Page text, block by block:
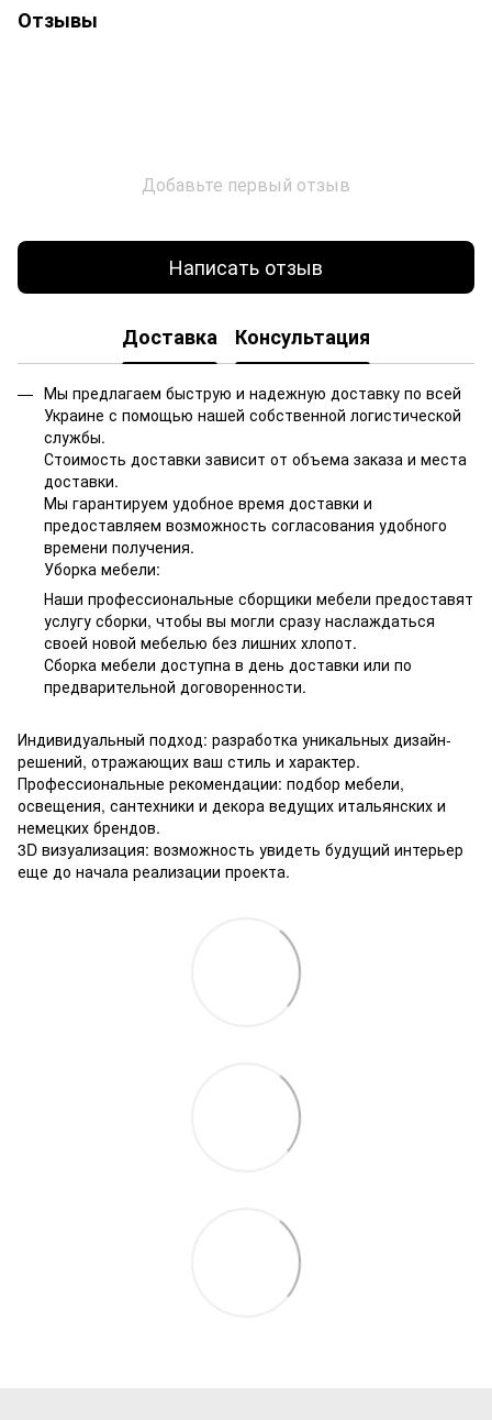
Отзывы
Добавьте первый отзыв
Написать отзыв
Доставка Консультация
Мы предлагаем быструю и надежную доставку по всей
Украине с помощью нашей собственной логистической
службы.
Стоимость доставки зависит от объема заказа и места
доставки.
Мы гарантируем удобное время доставки и
предоставляем возможность согласования удобного
времени получения.
Уборка мебели:
Наши профессиональные сборщики мебели предоставят
услугу сборки, чтобы вы могли сразу наслаждаться
своей новой мебелью без лишних хлопот.
Сборка мебели доступна в день доставки или по
предварительной договоренности.
Индивидуальный подход: разработка уникальных дизайн-
решений, отражающих ваш стиль и характер.
Профессиональные рекомендации: подбор мебели,
освещения, сантехники и декора ведущих итальянских и
немецких брендов.
3D визуализация: возможность увидеть будущий интерьер
еще до начала реализации проекта.